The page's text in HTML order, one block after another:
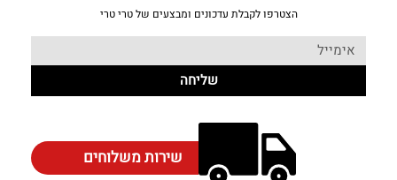
הצטרפו לקבלת עדכונים ומבצעים של טרי טרי
שליחה
שירות משלוחים